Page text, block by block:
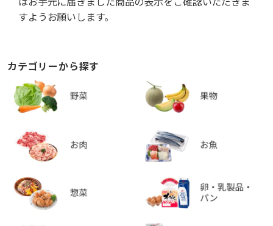
すようお願いします。
カテゴリーから探す